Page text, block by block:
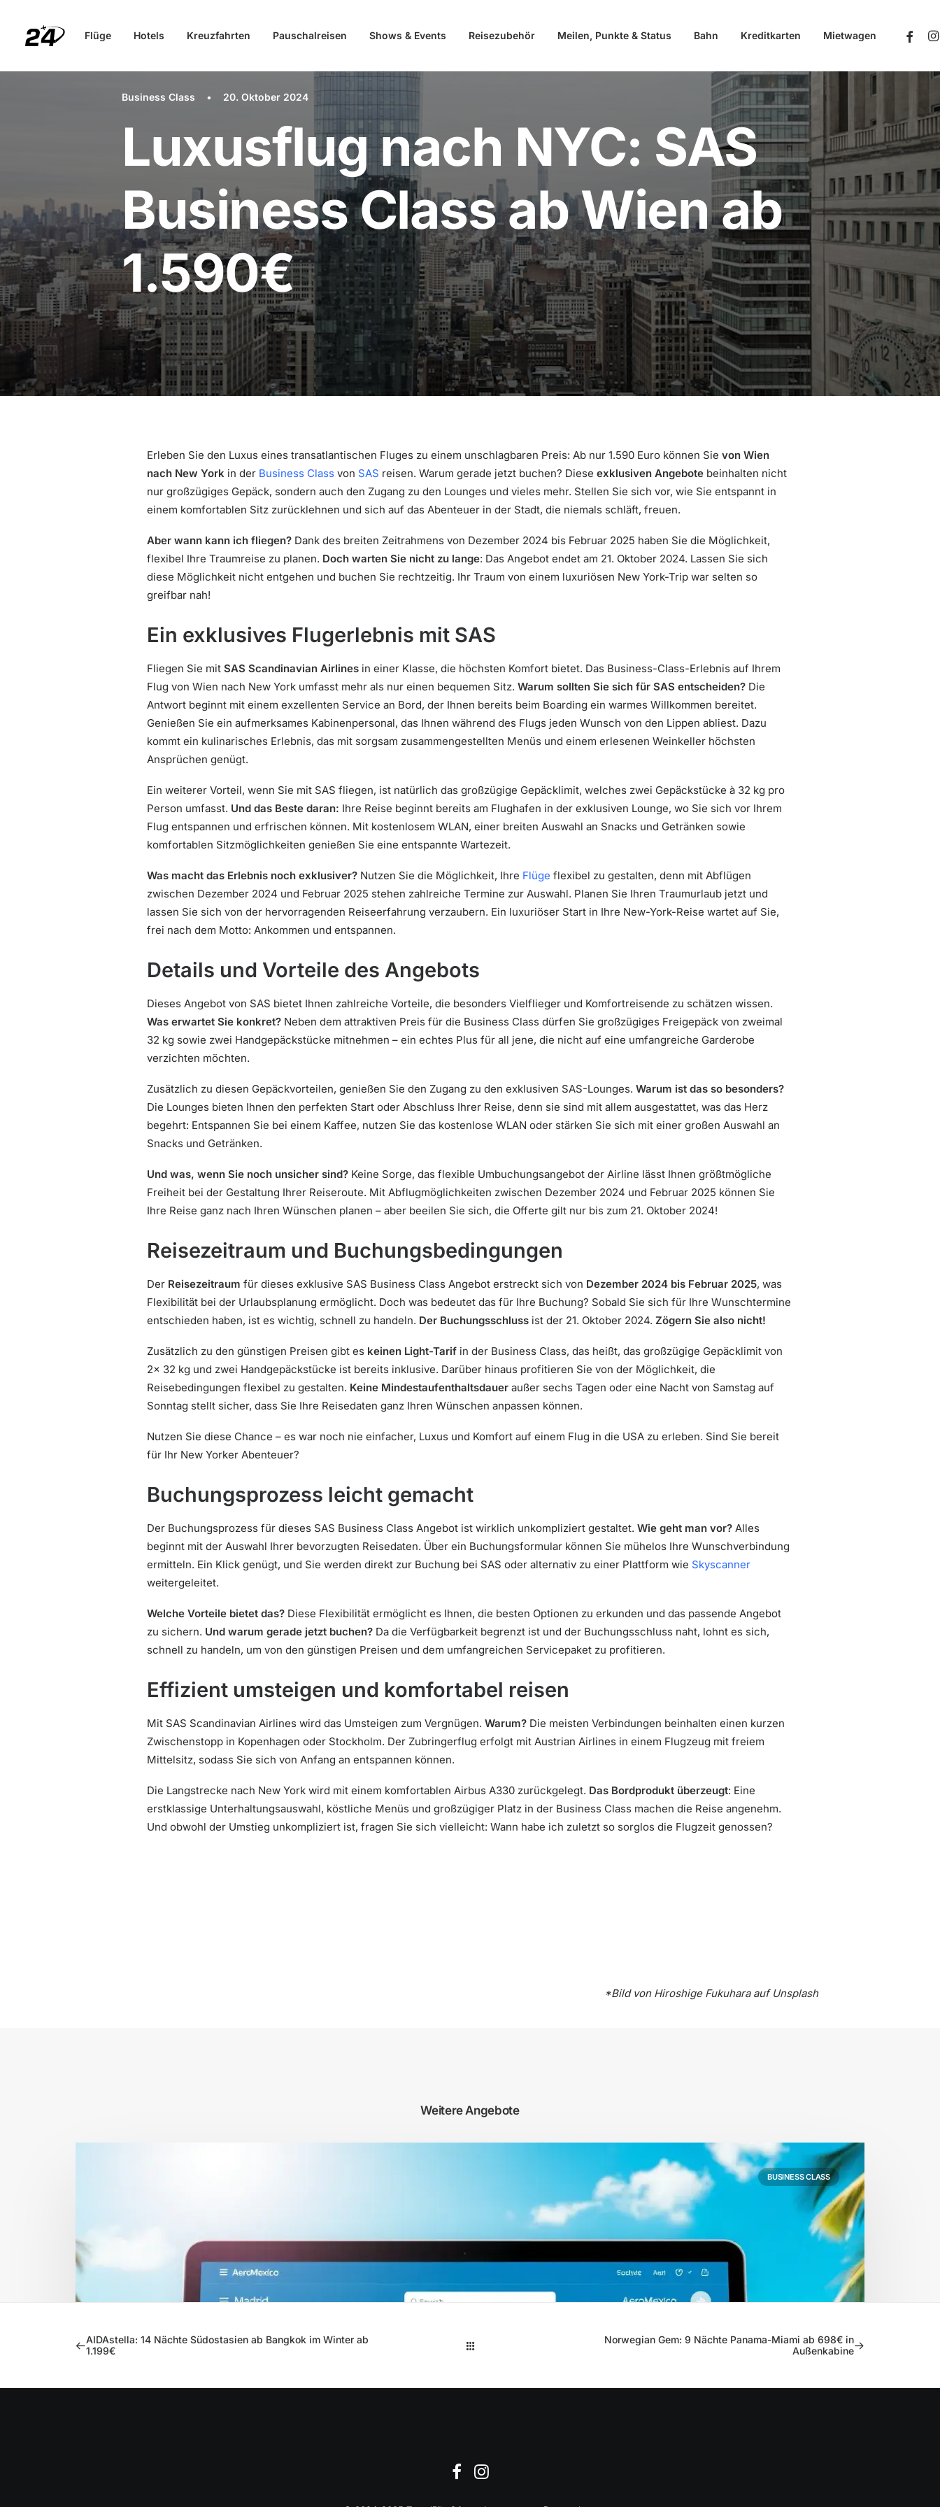
Flüge Hotels Kreuzfahrten Pauschalreisen Shows & Events Reisezubehör Meilen, Punkte & Status Bahn Kreditkarten Mietwagen
Business Class • 20. Oktober 2024
Luxusflug nach NYC: SAS
Business Class ab Wien ab
1.590€
Erleben Sie den Luxus eines transatlantischen Fluges zu einem unschlagbaren Preis: Ab nur 1.590 Euro können Sie von Wien
nach New York in der Business Class von SAS reisen. Warum gerade jetzt buchen? Diese exklusiven Angebote beinhalten nicht
nur großzügiges Gepäck, sondern auch den Zugang zu den Lounges und vieles mehr. Stellen Sie sich vor, wie Sie entspannt in
einem komfortablen Sitz zurücklehnen und sich auf das Abenteuer in der Stadt, die niemals schläft, freuen.
Aber wann kann ich fliegen? Dank des breiten Zeitrahmens von Dezember 2024 bis Februar 2025 haben Sie die Möglichkeit,
flexibel Ihre Traumreise zu planen. Doch warten Sie nicht zu lange: Das Angebot endet am 21. Oktober 2024. Lassen Sie sich
diese Möglichkeit nicht entgehen und buchen Sie rechtzeitig. Ihr Traum von einem luxuriösen New York-Trip war selten so
greifbar nah!
Ein exklusives Flugerlebnis mit SAS
Fliegen Sie mit SAS Scandinavian Airlines in einer Klasse, die höchsten Komfort bietet. Das Business-Class-Erlebnis auf Ihrem
Flug von Wien nach New York umfasst mehr als nur einen bequemen Sitz. Warum sollten Sie sich für SAS entscheiden? Die
Antwort beginnt mit einem exzellenten Service an Bord, der Ihnen bereits beim Boarding ein warmes Willkommen bereitet.
Genießen Sie ein aufmerksames Kabinenpersonal, das Ihnen während des Flugs jeden Wunsch von den Lippen abliest. Dazu
kommt ein kulinarisches Erlebnis, das mit sorgsam zusammengestellten Menüs und einem erlesenen Weinkeller höchsten
Ansprüchen genügt.
Ein weiterer Vorteil, wenn Sie mit SAS fliegen, ist natürlich das großzügige Gepäcklimit, welches zwei Gepäckstücke à 32 kg pro
Person umfasst. Und das Beste daran: Ihre Reise beginnt bereits am Flughafen in der exklusiven Lounge, wo Sie sich vor Ihrem
Flug entspannen und erfrischen können. Mit kostenlosem WLAN, einer breiten Auswahl an Snacks und Getränken sowie
komfortablen Sitzmöglichkeiten genießen Sie eine entspannte Wartezeit.
Was macht das Erlebnis noch exklusiver? Nutzen Sie die Möglichkeit, Ihre Flüge flexibel zu gestalten, denn mit Abflügen
zwischen Dezember 2024 und Februar 2025 stehen zahlreiche Termine zur Auswahl. Planen Sie Ihren Traumurlaub jetzt und
lassen Sie sich von der hervorragenden Reiseerfahrung verzaubern. Ein luxuriöser Start in Ihre New-York-Reise wartet auf Sie,
frei nach dem Motto: Ankommen und entspannen.
Details und Vorteile des Angebots
Dieses Angebot von SAS bietet Ihnen zahlreiche Vorteile, die besonders Vielflieger und Komfortreisende zu schätzen wissen.
Was erwartet Sie konkret? Neben dem attraktiven Preis für die Business Class dürfen Sie großzügiges Freigepäck von zweimal
32 kg sowie zwei Handgepäckstücke mitnehmen – ein echtes Plus für all jene, die nicht auf eine umfangreiche Garderobe
verzichten möchten.
Zusätzlich zu diesen Gepäckvorteilen, genießen Sie den Zugang zu den exklusiven SAS-Lounges. Warum ist das so besonders?
Die Lounges bieten Ihnen den perfekten Start oder Abschluss Ihrer Reise, denn sie sind mit allem ausgestattet, was das Herz
begehrt: Entspannen Sie bei einem Kaffee, nutzen Sie das kostenlose WLAN oder stärken Sie sich mit einer großen Auswahl an
Snacks und Getränken.
Und was, wenn Sie noch unsicher sind? Keine Sorge, das flexible Umbuchungsangebot der Airline lässt Ihnen größtmögliche
Freiheit bei der Gestaltung Ihrer Reiseroute. Mit Abflugmöglichkeiten zwischen Dezember 2024 und Februar 2025 können Sie
Ihre Reise ganz nach Ihren Wünschen planen – aber beeilen Sie sich, die Offerte gilt nur bis zum 21. Oktober 2024!
Reisezeitraum und Buchungsbedingungen
Der Reisezeitraum für dieses exklusive SAS Business Class Angebot erstreckt sich von Dezember 2024 bis Februar 2025, was
Flexibilität bei der Urlaubsplanung ermöglicht. Doch was bedeutet das für Ihre Buchung? Sobald Sie sich für Ihre Wunschtermine
entschieden haben, ist es wichtig, schnell zu handeln. Der Buchungsschluss ist der 21. Oktober 2024. Zögern Sie also nicht!
Zusätzlich zu den günstigen Preisen gibt es keinen Light-Tarif in der Business Class, das heißt, das großzügige Gepäcklimit von
2x 32 kg und zwei Handgepäckstücke ist bereits inklusive. Darüber hinaus profitieren Sie von der Möglichkeit, die
Reisebedingungen flexibel zu gestalten. Keine Mindestaufenthaltsdauer außer sechs Tagen oder eine Nacht von Samstag auf
Sonntag stellt sicher, dass Sie Ihre Reisedaten ganz Ihren Wünschen anpassen können.
Nutzen Sie diese Chance – es war noch nie einfacher, Luxus und Komfort auf einem Flug in die USA zu erleben. Sind Sie bereit
für Ihr New Yorker Abenteuer?
Buchungsprozess leicht gemacht
Der Buchungsprozess für dieses SAS Business Class Angebot ist wirklich unkompliziert gestaltet. Wie geht man vor? Alles
beginnt mit der Auswahl Ihrer bevorzugten Reisedaten. Über ein Buchungsformular können Sie mühelos Ihre Wunschverbindung
ermitteln. Ein Klick genügt, und Sie werden direkt zur Buchung bei SAS oder alternativ zu einer Plattform wie Skyscanner
weitergeleitet.
Welche Vorteile bietet das? Diese Flexibilität ermöglicht es Ihnen, die besten Optionen zu erkunden und das passende Angebot
zu sichern. Und warum gerade jetzt buchen? Da die Verfügbarkeit begrenzt ist und der Buchungsschluss naht, lohnt es sich,
schnell zu handeln, um von den günstigen Preisen und dem umfangreichen Servicepaket zu profitieren.
Effizient umsteigen und komfortabel reisen
Mit SAS Scandinavian Airlines wird das Umsteigen zum Vergnügen. Warum? Die meisten Verbindungen beinhalten einen kurzen
Zwischenstopp in Kopenhagen oder Stockholm. Der Zubringerflug erfolgt mit Austrian Airlines in einem Flugzeug mit freiem
Mittelsitz, sodass Sie sich von Anfang an entspannen können.
Die Langstrecke nach New York wird mit einem komfortablen Airbus A330 zurückgelegt. Das Bordprodukt überzeugt: Eine
erstklassige Unterhaltungsauswahl, köstliche Menüs und großzügiger Platz in der Business Class machen die Reise angenehm.
Und obwohl der Umstieg unkompliziert ist, fragen Sie sich vielleicht: Wann habe ich zuletzt so sorglos die Flugzeit genossen?
*Bild von Hiroshige Fukuharaauf Unsplash
Weitere Angebote
BUSINESS CLASS
AIDAstella: 14 Nächte Südostasien ab Bangkok im Winter ab
1.199€
Norwegian Gem: 9 Nächte Panama-Miami ab 698€ in
Außenkabine